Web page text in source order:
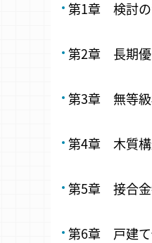
第1章 検討の
第2章 長期優
第3章 無等級
第4章 木質構
第5章 接合金
第6章 戸建て